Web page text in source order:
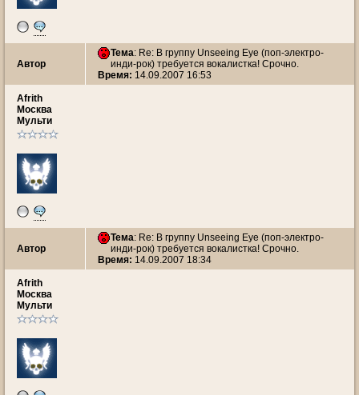
Автор
Тема: Re: В группу Unseeing Eye (поп-электро-
инди-рок) требуется вокалистка! Срочно.
Время: 14.09.2007 16:53
Afrith
Москва
Мульти
Автор
Тема: Re: В группу Unseeing Eye (поп-электро-
инди-рок) требуется вокалистка! Срочно.
Время: 14.09.2007 18:34
Afrith
Москва
Мульти